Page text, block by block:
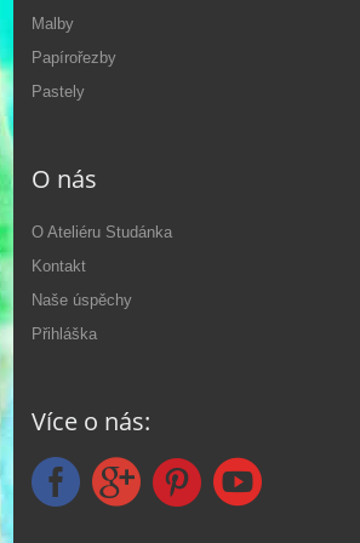
Malby
Papírořezby
Pastely
O nás
O Ateliéru Studánka
Kontakt
Naše úspěchy
Přihláška
Více o nás: